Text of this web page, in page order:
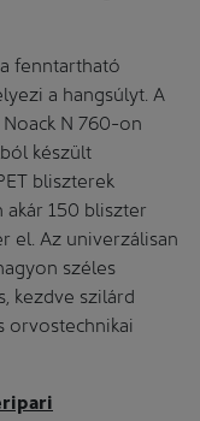
fenntartható
a hangsúlyt. A
N 760-on
készült
bliszterek
150 bliszter
el. Az univerzálisan
széles
kezdve szilárd
orvostechnikai